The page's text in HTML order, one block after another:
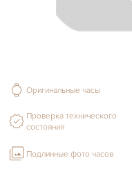
Оригинальные часы
Проверка технического
состояния
Подлинные фото часов